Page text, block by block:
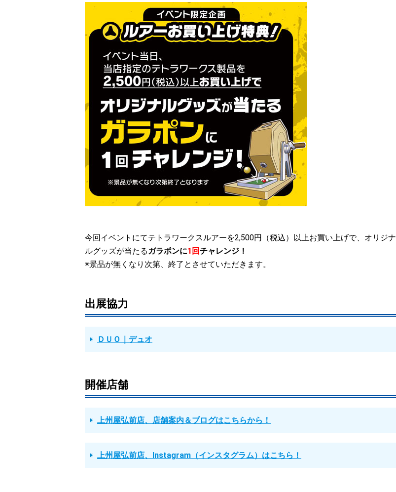
今回イベントにてテトラワークスルアーを2,500円（税込）以上お買い上げで、オリジナ
ルグッズが当たる ガラポンに1回チャレンジ！
※景品が無くなり次第、終了とさせていただきます。
出展協力
ＤＵＯ｜デュオ
開催店舗
上州屋弘前店、店舗案内＆ブログはこちらから！
上州屋弘前店、Instagram（インスタグラム）はこちら！